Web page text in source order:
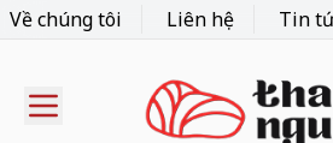
Về chúng tôi Liên hệ Tin